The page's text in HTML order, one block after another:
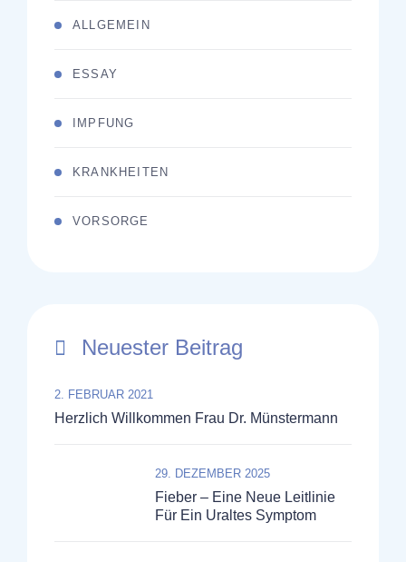
ALLGEMEIN
ESSAY
IMPFUNG
KRANKHEITEN
VORSORGE
Neuester Beitrag
Herzlich Willkommen Frau Dr. Münstermann
2. FEBRUAR 2021
Fieber – Eine Neue Leitlinie
Für Ein Uraltes Symptom
29. DEZEMBER 2025